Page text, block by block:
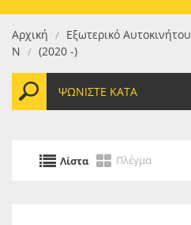
Αρχική / Εξωτερικό Αυτοκινήτου
N / (2020 -)
ΨΩΝΊΣΤΕ ΚΑΤΆ
Λίστα Πλέγμα